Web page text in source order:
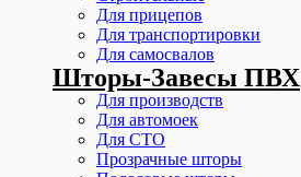
Для прицепов
Для транспортировки
Для самосвалов
Шторы-Завесы ПВХ
Для производств
Для автомоек
Для СТО
Прозрачные шторы